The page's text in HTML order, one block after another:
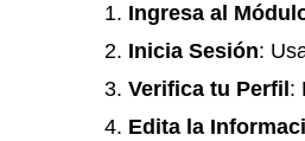
Ingresa al
Inicia Sesión:
Verifica tu Perfil :
Edita la